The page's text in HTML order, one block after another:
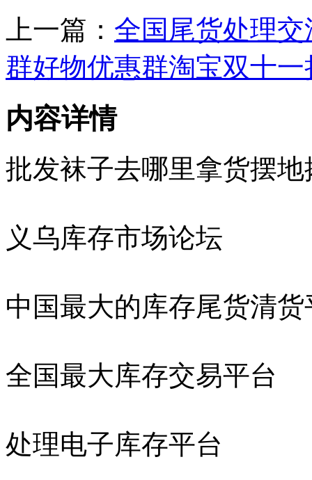
上一篇： 全国尾货处理交
群好物优惠群淘宝双十
内容详情
批发袜子去哪里拿货摆地
义乌库存市场论坛
中国最大的库存尾货清货
全国最大库存交易平台
处理电子库存平台